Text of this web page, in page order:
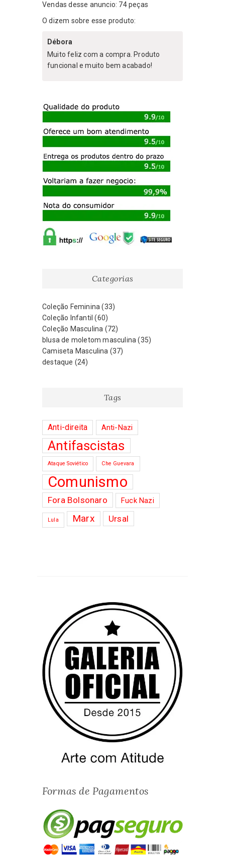
produto
Vendas desse anuncio: 74 peças
O dizem sobre esse produto:
Débora
Muito feliz com a compra. Produto
funcional e muito bem acabado!
Categorias
Coleção Feminina (33)
Coleção Infantil (60)
Coleção Masculina (72)
blusa de moletom masculina (35)
Camiseta Masculina (37)
destaque (24)
Tags
Anti-direita Anti-Nazi
Antifascistas
Ataque Soviético Che Guevara
Comunismo
Fora Bolsonaro Fuck Nazi
Lula Marx Ursal
Formas de Pagamentos